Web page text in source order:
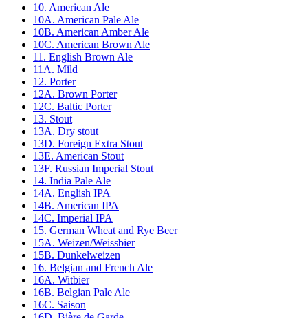
10. American Ale
10A. American Pale Ale
10B. American Amber Ale
10C. American Brown Ale
11. English Brown Ale
11A. Mild
12. Porter
12A. Brown Porter
12C. Baltic Porter
13. Stout
13A. Dry stout
13D. Foreign Extra Stout
13E. American Stout
13F. Russian Imperial Stout
14. India Pale Ale
14A. English IPA
14B. American IPA
14C. Imperial IPA
15. German Wheat and Rye Beer
15A. Weizen/Weissbier
15B. Dunkelweizen
16. Belgian and French Ale
16A. Witbier
16B. Belgian Pale Ale
16C. Saison